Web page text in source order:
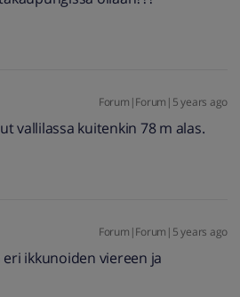
Forum|Forum|5 years ago
vallilassa kuitenkin 78 m alas.
Forum|Forum|5 years ago
ikkunoiden viereen ja